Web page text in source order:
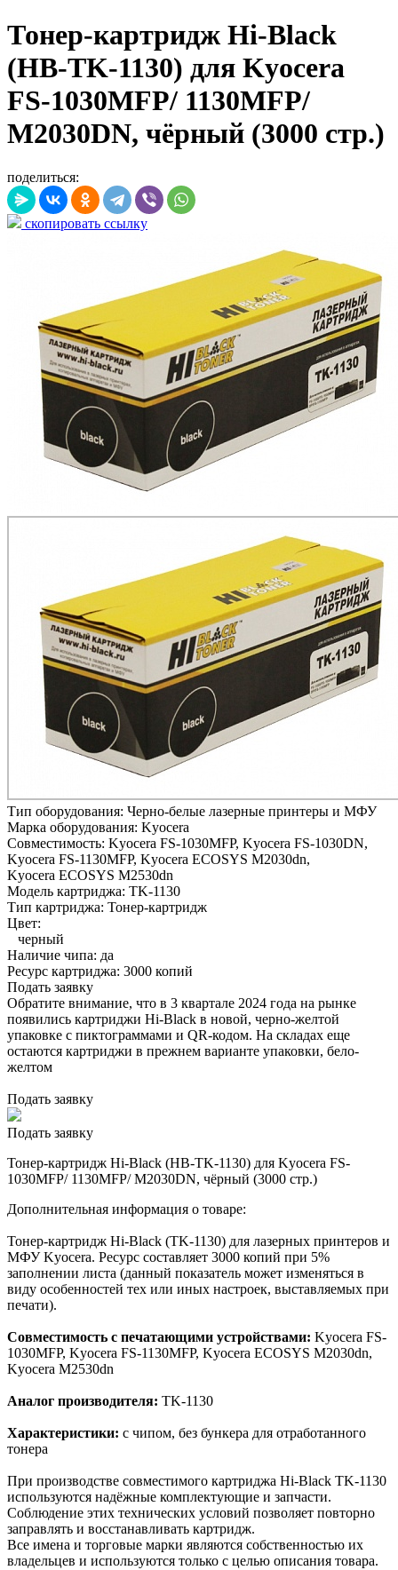
Тонер-картридж Hi-Black
(HB-TK-1130) для Kyocera
FS-1030MFP/ 1130MFP/
M2030DN, чёрный (3000 стр.)
поделиться:
скопировать ссылку
Тип оборудования: Черно-белые лазерные принтеры и МФУ
Марка оборудования: Kyocera
Совместимость: Kyocera FS-1030MFP, Kyocera FS-1030DN,
Kyocera FS-1130MFP, Kyocera ECOSYS M2030dn,
Kyocera ECOSYS M2530dn
Модель картриджа: TK-1130
Тип картриджа: Тонер-картридж
Цвет:
черный
Наличие чипа: да
Ресурс картриджа: 3000 копий
Подать заявку
Обратите внимание, что в 3 квартале 2024 года на рынке
появились картриджи Hi-Black в новой, черно-желтой
упаковке с пиктограммами и QR-кодом. На складах еще
остаются картриджи в прежнем варианте упаковки, бело-
желтом
Подать заявку
Подать заявку
Тонер-картридж Hi-Black (HB-TK-1130) для Kyocera FS-
1030MFP/ 1130MFP/ M2030DN, чёрный (3000 стр.)
Дополнительная информация о товаре:
Тонер-картридж Hi-Black (TK-1130) для лазерных принтеров и
МФУ Kyocera. Ресурс составляет 3000 копий при 5%
заполнении листа (данный показатель может изменяться в
виду особенностей тех или иных настроек, выставляемых при
печати).
Совместимость с печатающими устройствами: Kyocera FS-
1030MFP, Kyocera FS-1130MFP, Kyocera ECOSYS M2030dn,
Kyocera M2530dn
Аналог производителя: TK-1130
Характеристики: с чипом, без бункера для отработанного
тонера
При производстве совместимого картриджа Hi-Black TK-1130
используются надёжные комплектующие и запчасти.
Соблюдение этих технических условий позволяет повторно
заправлять и восстанавливать картридж.
Все имена и торговые марки являются собственностью их
владельцев и используются только с целью описания товара.